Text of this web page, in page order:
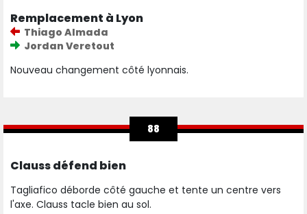
Remplacement à Lyon
Thiago Almada
Jordan Veretout
Nouveau changement côté lyonnais.
88
Clauss défend bien
Tagliafico déborde côté gauche et tente un centre vers
l'axe. Clauss tacle bien au sol.